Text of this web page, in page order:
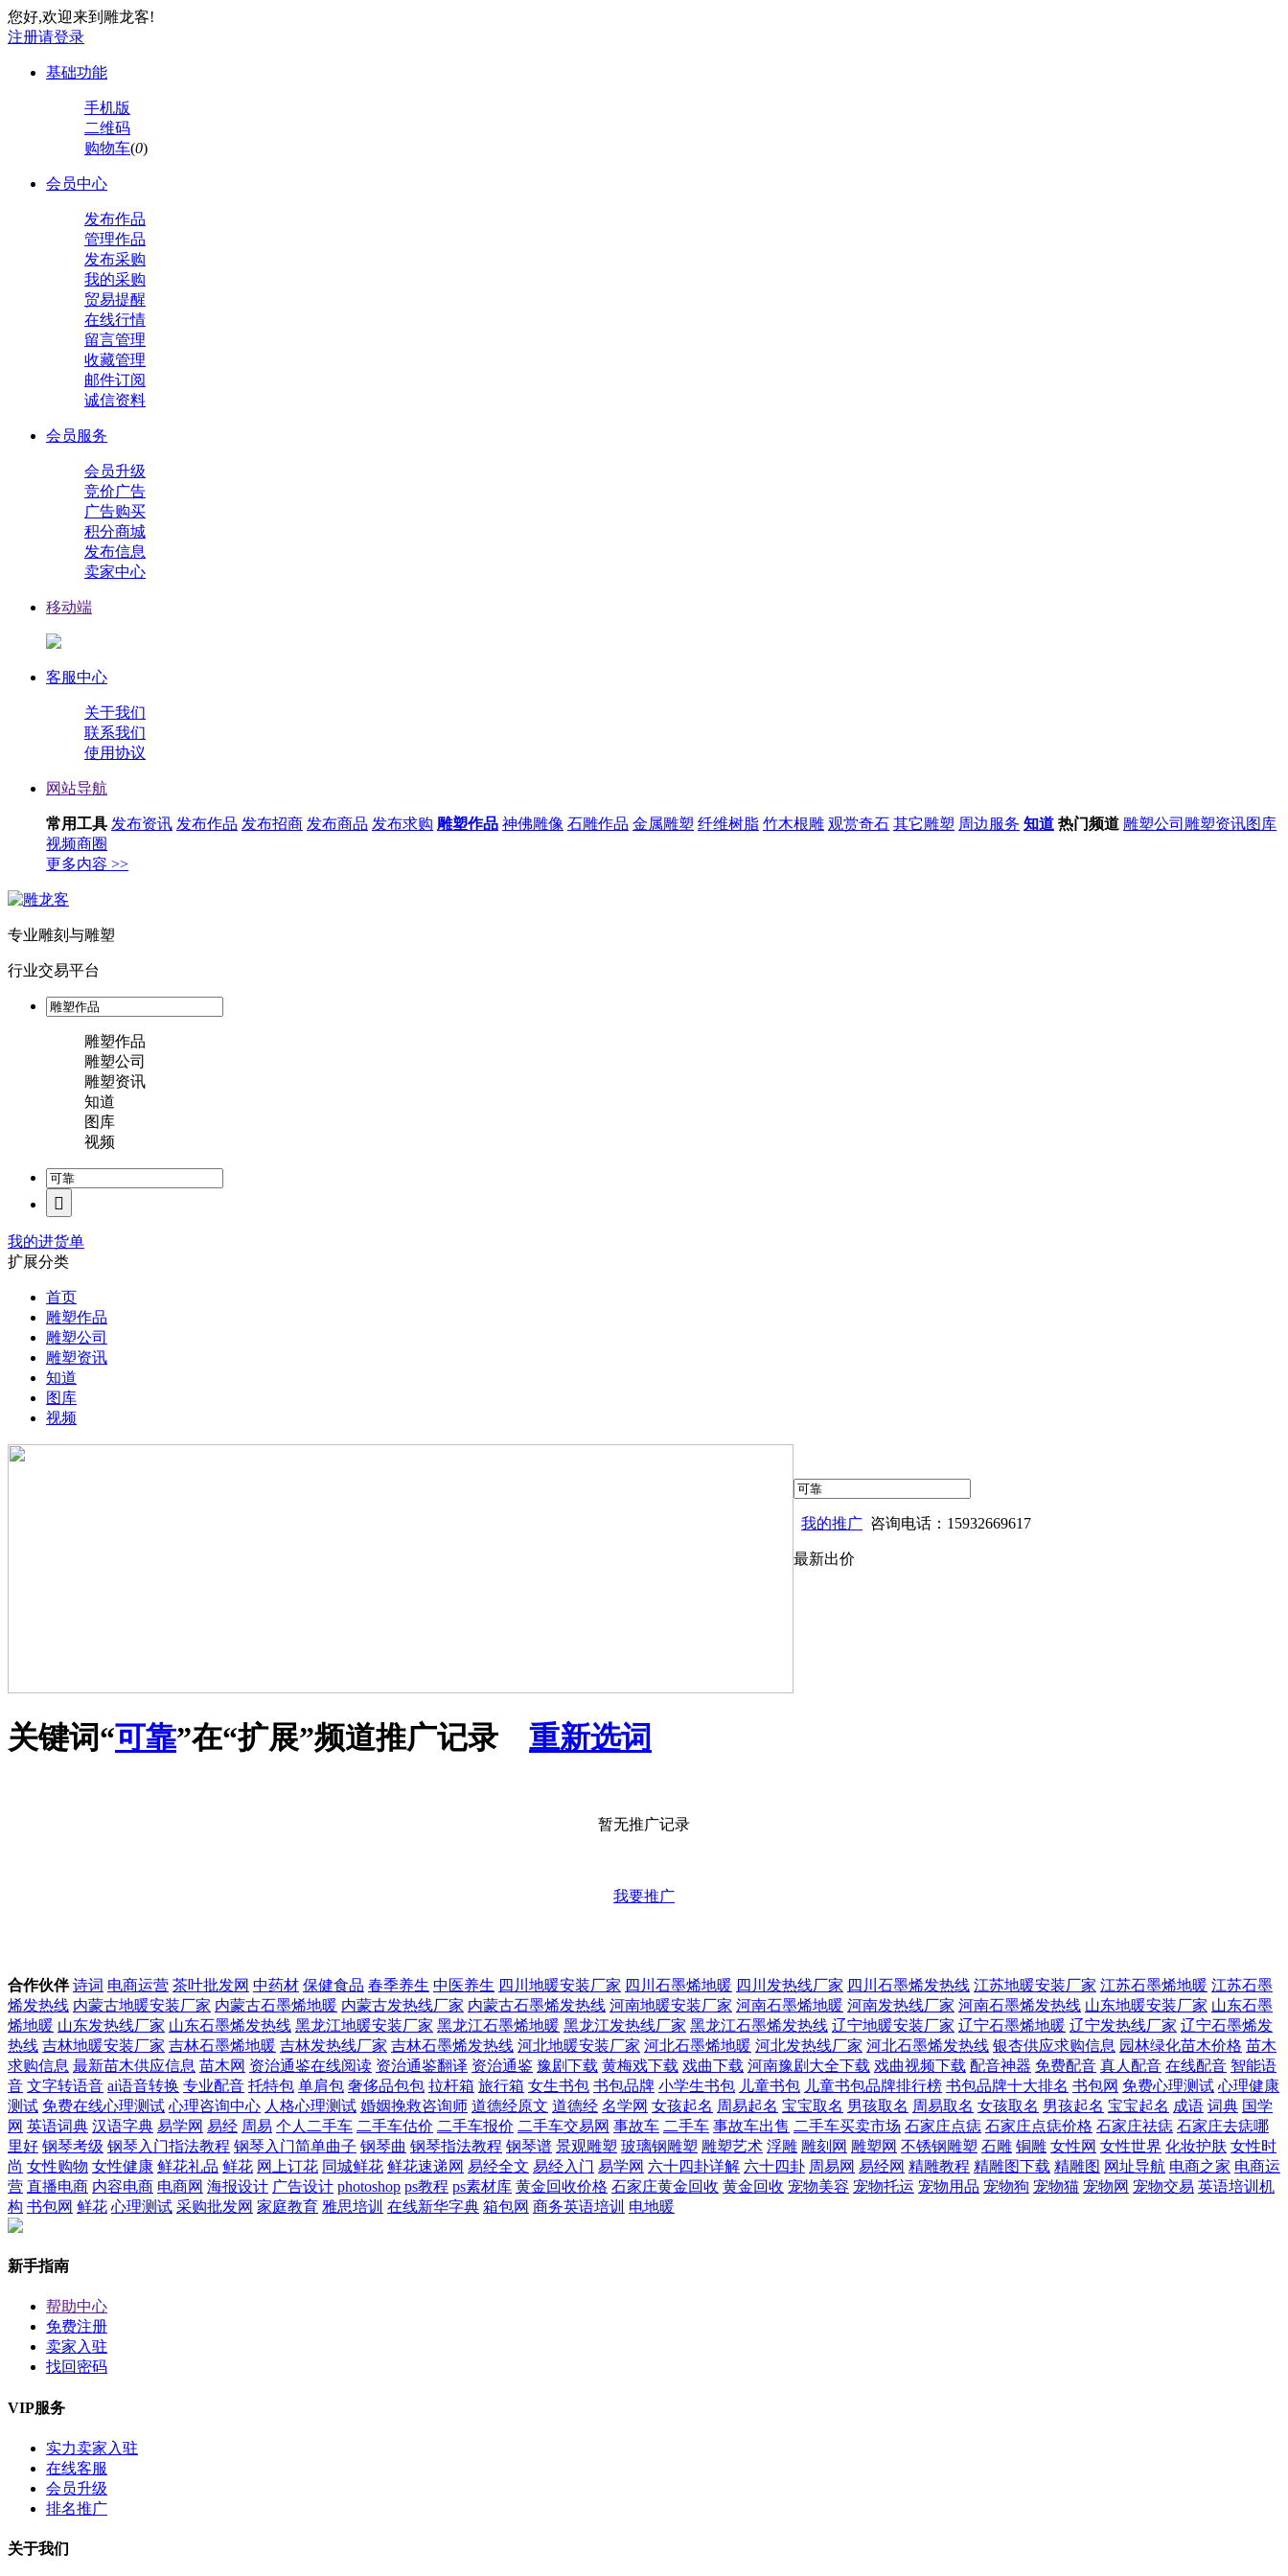
您好,欢迎来到雕龙客!
注册请登录
基础功能
手机版
二维码
购物车(0)
会员中心
发布作品
管理作品
发布采购
我的采购
贸易提醒
在线行情
留言管理
收藏管理
邮件订阅
诚信资料
会员服务
会员升级
竞价广告
广告购买
积分商城
发布信息
卖家中心
移动端
客服中心
关于我们
联系我们
使用协议
网站导航
常用工具 发布资讯 发布作品 发布招商 发布商品 发布求购 雕塑作品 神佛雕像 石雕作品 金属雕塑 纤维树脂 竹木根雕 观赏奇石 其它雕塑 周边服务 知道 热门频道 雕塑公司 雕塑资讯图库
视频商圈
更多内容 >>
专业雕刻与雕塑
行业交易平台
雕塑作品
雕塑公司
雕塑资讯
知道
图库
视频
我的进货单
扩展分类
首页
雕塑作品
雕塑公司
雕塑资讯
知道
图库
视频
我的推广 咨询电话：15932669617
最新出价
关键词“可靠”在“扩展”频道推广记录 重新选词
暂无推广记录
我要推广
合作伙伴 诗词 电商运营 茶叶批发网 中药材 保健食品 春季养生 中医养生 四川地暖安装厂家 四川石墨烯地暖 四川发热线厂家 四川石墨烯发热线 江苏地暖安装厂家 江苏石墨烯地暖 江苏石墨
烯发热线 内蒙古地暖安装厂家 内蒙古石墨烯地暖 内蒙古发热线厂家 内蒙古石墨烯发热线 河南地暖安装厂家 河南石墨烯地暖 河南发热线厂家 河南石墨烯发热线 山东地暖安装厂家 山东石墨
烯地暖 山东发热线厂家 山东石墨烯发热线 黑龙江地暖安装厂家 黑龙江石墨烯地暖 黑龙江发热线厂家 黑龙江石墨烯发热线 辽宁地暖安装厂家 辽宁石墨烯地暖 辽宁发热线厂家 辽宁石墨烯发
热线 吉林地暖安装厂家 吉林石墨烯地暖 吉林发热线厂家 吉林石墨烯发热线 河北地暖安装厂家 河北石墨烯地暖 河北发热线厂家 河北石墨烯发热线 银杏供应求购信息 园林绿化苗木价格 苗木
求购信息 最新苗木供应信息 苗木网 资治通鉴在线阅读 资治通鉴翻译 资治通鉴 豫剧下载 黄梅戏下载 戏曲下载 河南豫剧大全下载 戏曲视频下载 配音神器 免费配音 真人配音 在线配音 智能语
音 文字转语音 ai语音转换 专业配音 托特包 单肩包 奢侈品包包 拉杆箱 旅行箱 女生书包 书包品牌 小学生书包 儿童书包 儿童书包品牌排行榜 书包品牌十大排名 书包网 免费心理测试 心理健康
测试 免费在线心理测试 心理咨询中心 人格心理测试 婚姻挽救咨询师 道德经原文 道德经 名学网 女孩起名 周易起名 宝宝取名 男孩取名 周易取名 女孩取名 男孩起名 宝宝起名 成语 词典 国学
网 英语词典 汉语字典 易学网 易经 周易 个人二手车 二手车估价 二手车报价 二手车交易网 事故车 二手车 事故车出售 二手车买卖市场 石家庄点痣 石家庄点痣价格 石家庄祛痣 石家庄去痣哪
里好 钢琴考级 钢琴入门指法教程 钢琴入门简单曲子 钢琴曲 钢琴指法教程 钢琴谱 景观雕塑 玻璃钢雕塑 雕塑艺术 浮雕 雕刻网 雕塑网 不锈钢雕塑 石雕 铜雕 女性网 女性世界 化妆护肤 女性时
尚 女性购物 女性健康 鲜花礼品 鲜花 网上订花 同城鲜花 鲜花速递网 易经全文 易经入门 易学网 六十四卦详解 六十四卦 周易网 易经网 精雕教程 精雕图下载 精雕图 网址导航 电商之家 电商运
营 直播电商 内容电商 电商网 海报设计 广告设计 photoshop ps教程 ps素材库 黄金回收价格 石家庄黄金回收 黄金回收 宠物美容 宠物托运 宠物用品 宠物狗 宠物猫 宠物网 宠物交易 英语培训机
构 书包网 鲜花 心理测试 采购批发网 家庭教育 雅思培训 在线新华字典 箱包网 商务英语培训 电地暖
新手指南
帮助中心
免费注册
卖家入驻
找回密码
VIP服务
实力卖家入驻
在线客服
会员升级
排名推广
关于我们